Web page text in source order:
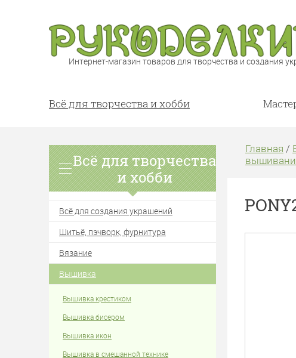
Интернет-магазин товаров для творчества и создания
Всё для творчества и хобби
Всё для творчества
и хобби
Всё для создания украшений
Шитьё, пэчворк, фурнитура
Вязание
Вышивка
Вышивка крестиком
Вышивка бисером
Вышивка икон
Вышивка в смешанной технике
Главная /